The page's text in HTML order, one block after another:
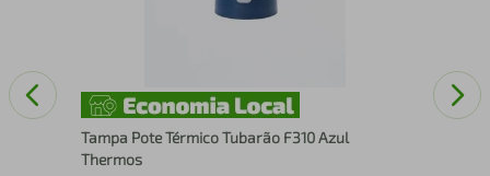
Tampa Pote Térmico Tubarão F310 Azul
Thermos